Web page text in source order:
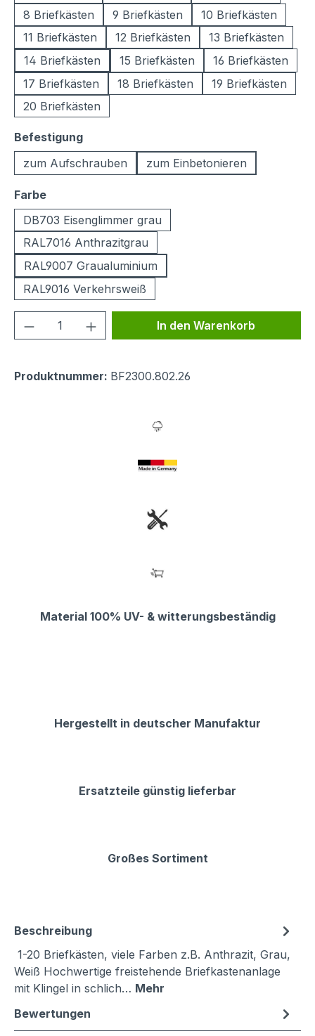
8 Briefkästen
9 Briefkästen
10 Briefkästen
11 Briefkästen
12 Briefkästen
13 Briefkästen
14 Briefkästen
15 Briefkästen
16 Briefkästen
17 Briefkästen
18 Briefkästen
19 Briefkästen
20 Briefkästen
Befestigungauswählen
zum Aufschrauben
zum Einbetonieren
Farbeauswählen
DB703 Eisenglimmer grau
RAL7016 Anthrazitgrau
RAL9007 Graualuminium
RAL9016 Verkehrsweiß
Produkt Anzahl: Gib denIn den Warenkorb
Produktnummer: BF2300.802.26
Material 100% UV- & witterungsbeständig
Hergestellt in deutscher Manufaktur
Ersatzteile günstig lieferbar
Großes Sortiment
Beschreibung
1-20 Briefkästen, viele Farben z.B. Anthrazit, Grau,
Weiß Hochwertige freistehende Briefkastenanlage
mit Klingel in schlich… Mehr
Bewertungen